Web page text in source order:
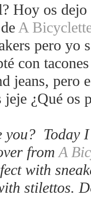
Hoy os
A
pero yo
con
jeans, pero
jeje ¿Qué os
Today
from A
with
stilettos.